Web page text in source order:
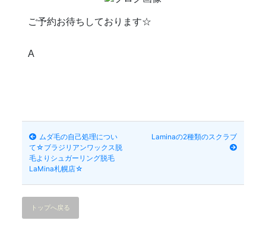
ご予約お待ちしております☆
A
ムダ毛の自己処理につい
て☆ブラジリアンワックス脱
毛よりシュガーリング脱毛
LaMina札幌店☆
Laminaの2種類のスクラブ
トップへ戻る